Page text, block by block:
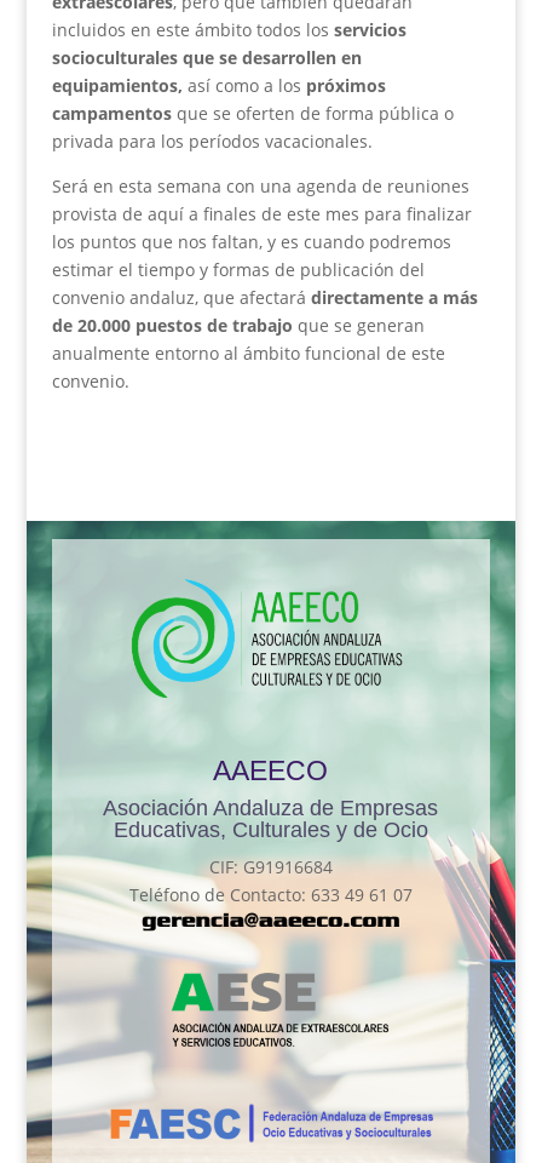
incluidos en este ámbito todos los servicios
socioculturales que se desarrollen en
equipamientos, así como a los próximos
campamentosque se oferten de forma pública o
privada para los períodos vacacionales.
Será en esta semana con una agenda de reuniones
provista de aquí a finales de este mes para finalizar
los puntos que nos faltan, y es cuando podremos
estimar el tiempo y formas de publicación del
convenio andaluz, que afectará directamente a más
de 20.000 puestos de trabajo que se generan
anualmente entorno al ámbito funcional de este
convenio.
AAEECO
Asociación Andaluza de Empresas
Educativas, Culturales y de Ocio
CIF: G91916684
Teléfono de Contacto: 633 49 61 07